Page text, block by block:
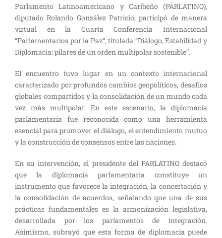
Parlamento Latinoamericano y Caribeño (PARLATINO),
diputado Rolando González Patricio, participó de manera
virtual en la Cuarta Conferencia Internacional
“Parlamentarios por la Paz”, titulada “Diálogo, Estabilidad y
Diplomacia: pilares de un orden multipolar sostenible”.
El encuentro tuvo lugar en un contexto internacional
caracterizado por profundos cambios geopolíticos, desafíos
globales compartidos y la consolidación de un mundo cada
vez más multipolar. En este escenario, la diplomacia
parlamentaria fue reconocida como una herramienta
esencial para promover el diálogo, el entendimiento mutuo
y la construcción de consensos entre las naciones.
En su intervención, el presidente del PARLATINO destacó
que la diplomacia parlamentaria constituye un
instrumento que favorece la integración, la concertación y
la consolidación de acuerdos, señalando que una de sus
prácticas fundamentales es la armonización legislativa,
desarrollada por los parlamentos de integración.
Asimismo, subrayó que esta forma de diplomacia puede